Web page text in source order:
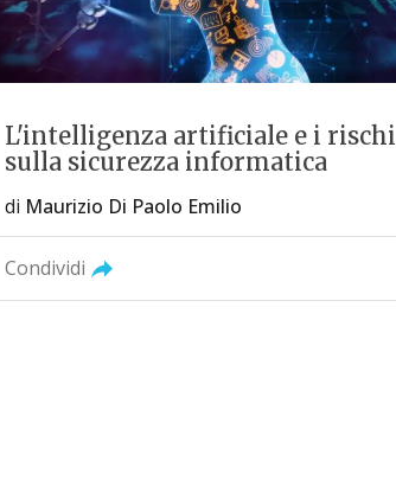
L'intelligenza artificiale e i rischi
sulla sicurezza informatica
di Maurizio Di Paolo Emilio
Condividi